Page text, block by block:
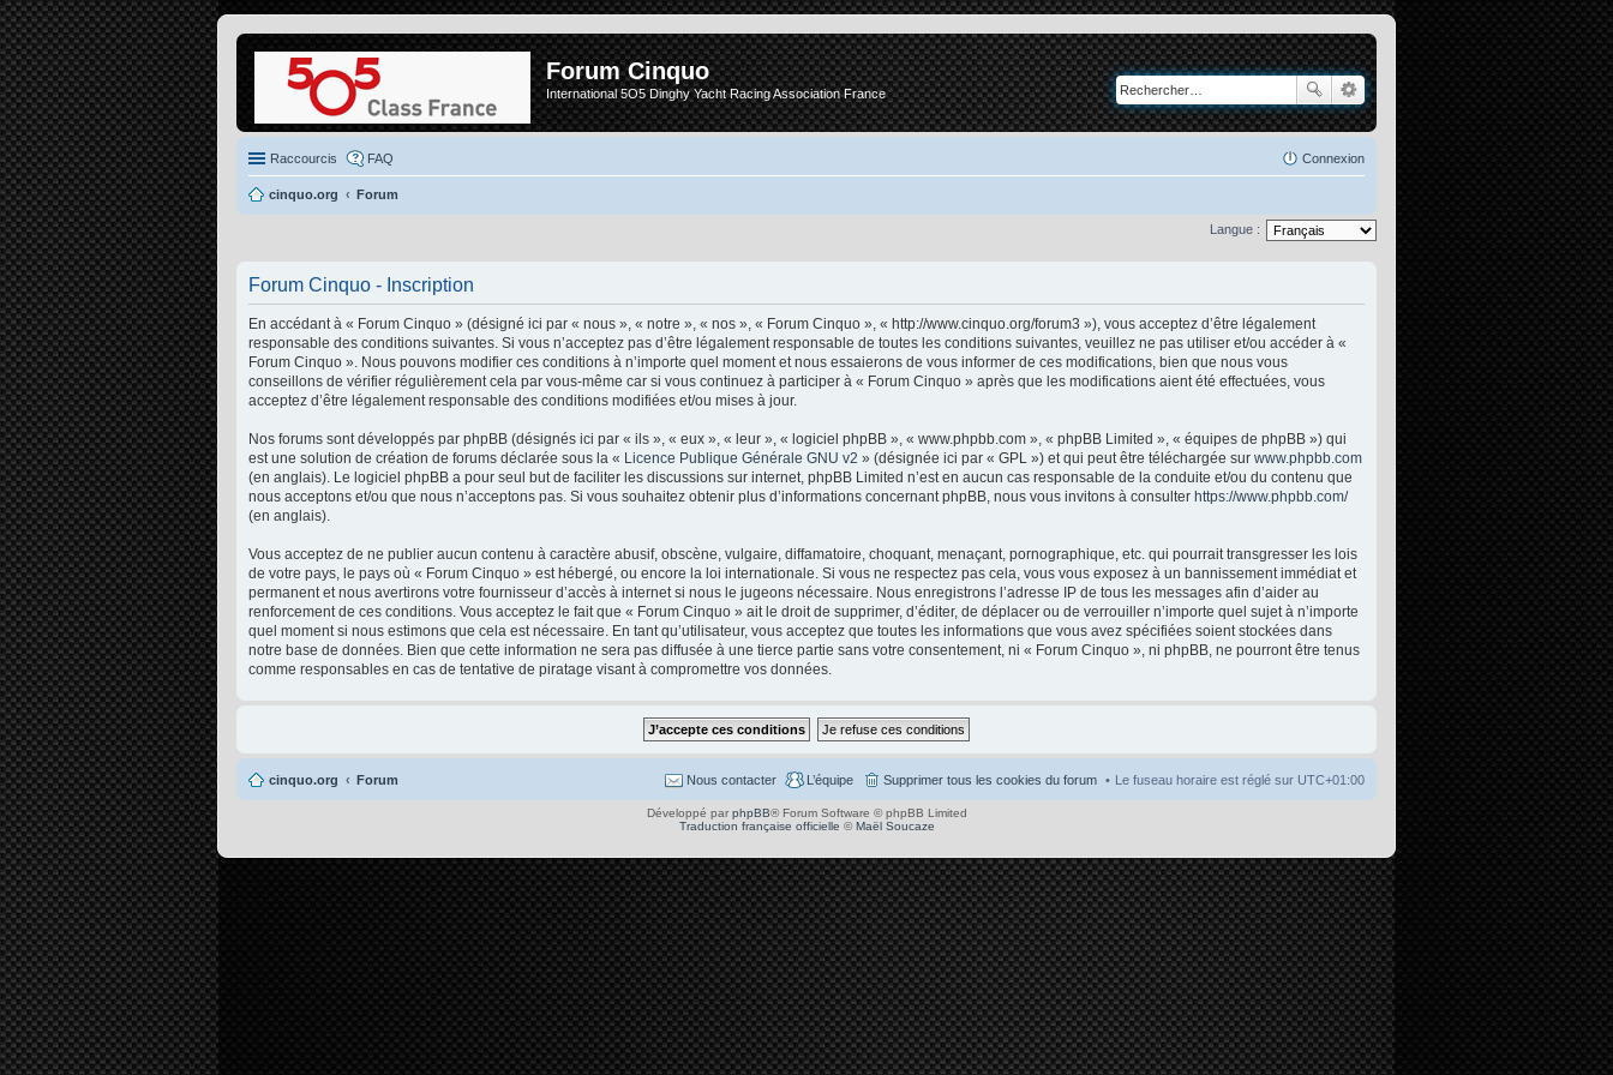
Forum Cinquo
International 5O5 Dinghy Yacht Racing Association France
Raccourcis FAQ Connexion
cinquo.org Forum
Langue :
Forum Cinquo - Inscription
En accédant à « Forum Cinquo » (désigné ici par « nous », « notre », « nos », « Forum Cinquo », « http://www.cinquo.org/forum3 »), vous acceptez d’être légalement
responsable des conditions suivantes. Si vous n’acceptez pas d’être légalement responsable de toutes les conditions suivantes, veuillez ne pas utiliser et/ou accéder à «
Forum Cinquo ». Nous pouvons modifier ces conditions à n’importe quel moment et nous essaierons de vous informer de ces modifications, bien que nous vous
conseillons de vérifier régulièrement cela par vous-même car si vous continuez à participer à « Forum Cinquo » après que les modifications aient été effectuées, vous
acceptez d’être légalement responsable des conditions modifiées et/ou mises à jour.
Nos forums sont développés par phpBB (désignés ici par « ils », « eux », « leur », « logiciel phpBB », « www.phpbb.com », « phpBB Limited », « équipes de phpBB ») qui
est une solution de création de forums déclarée sous la « Licence Publique Générale GNU v2 » (désignée ici par « GPL ») et qui peut être téléchargée sur www.phpbb.com
(en anglais). Le logiciel phpBB a pour seul but de faciliter les discussions sur internet, phpBB Limited n’est en aucun cas responsable de la conduite et/ou du contenu que
nous acceptons et/ou que nous n’acceptons pas. Si vous souhaitez obtenir plus d’informations concernant phpBB, nous vous invitons à consulter https://www.phpbb.com/
(en anglais).
Vous acceptez de ne publier aucun contenu à caractère abusif, obscène, vulgaire, diffamatoire, choquant, menaçant, pornographique, etc. qui pourrait transgresser les lois
de votre pays, le pays où « Forum Cinquo » est hébergé, ou encore la loi internationale. Si vous ne respectez pas cela, vous vous exposez à un bannissement immédiat et
permanent et nous avertirons votre fournisseur d’accès à internet si nous le jugeons nécessaire. Nous enregistrons l’adresse IP de tous les messages afin d’aider au
renforcement de ces conditions. Vous acceptez le fait que « Forum Cinquo » ait le droit de supprimer, d’éditer, de déplacer ou de verrouiller n’importe quel sujet à n’importe
quel moment si nous estimons que cela est nécessaire. En tant qu’utilisateur, vous acceptez que toutes les informations que vous avez spécifiées soient stockées dans
notre base de données. Bien que cette information ne sera pas diffusée à une tierce partie sans votre consentement, ni « Forum Cinquo », ni phpBB, ne pourront être tenus
comme responsables en cas de tentative de piratage visant à compromettre vos données.
cinquo.org Forum Le fuseau horaire est réglé sur UTC+01:00
Supprimer tous les cookies du forum
L’équipe
Nous contacter
Développé par phpBB® Forum Software © phpBB Limited
Traduction française officielle ©Maël Soucaze